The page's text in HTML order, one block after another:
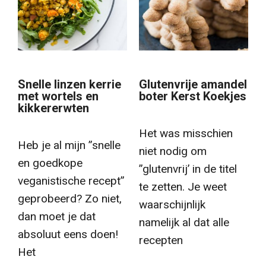
Snelle linzen kerrie
met wortels en
kikkererwten
Heb je al mijn ”snelle
en goedkope
veganistische recept”
geprobeerd? Zo niet,
dan moet je dat
absoluut eens doen!
Het
Glutenvrije amandel
boter Kerst Koekjes
Het was misschien
niet nodig om
”glutenvrij’ in de titel
te zetten. Je weet
waarschijnlijk
namelijk al dat alle
recepten